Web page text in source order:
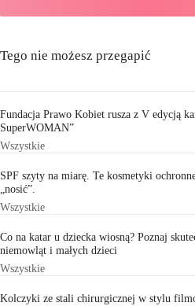
Tego nie możesz przegapić
Fundacja Prawo Kobiet rusza z V edycją
SuperWOMAN”
Wszystkie
SPF szyty na miarę. Te kosmetyki
„nosić”.
Wszystkie
Co na katar u dziecka wiosną? Poznaj
niemowląt i małych dzieci
Wszystkie
Kolczyki ze stali chirurgicznej w stylu